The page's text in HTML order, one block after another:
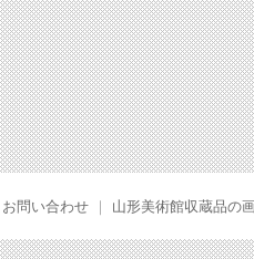
お問い合わせ 山形美術館収蔵品の